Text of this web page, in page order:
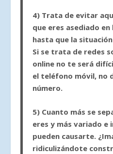
4) Trata de evitar
que eres asediado en
hasta que la
Si se trata de redes
online no te será
el teléfono móvil, no
número.
5) Cuanto más se
eres y más variado e
pueden causarte.
ridiculizándote